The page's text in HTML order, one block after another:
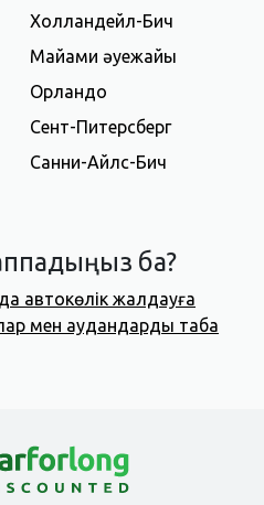
Холландейл-Бич
Майами әуежайы
Орландо
Сент-Питерсберг
Санни-Айлс-Бич
ба?
автокөлік жалдауға
мен аудандарды таба